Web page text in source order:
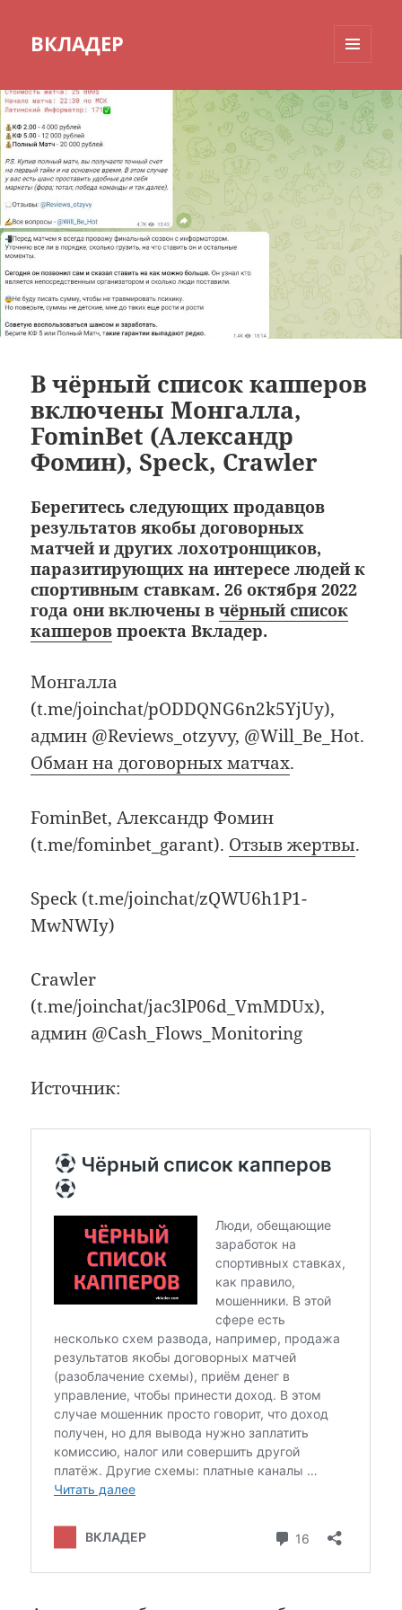
ВКЛАДЕР
ВИДЖЕТЫ
В чёрный список капперов
включены Монгалла,
FominBet (Александр
Фомин), Speck, Crawler
Берегитесь следующих продавцов
результатов якобы договорных
матчей и других лохотронщиков,
паразитирующих на интересе людей к
спортивным ставкам. 26 октября 2022
года они включены вчёрный список
капперов проекта Вкладер.
Монгалла
(t.me/joinchat/pODDQNG6n2k5YjUy),
админ @Reviews_otzyvy, @Will_Be_Hot.
Обман на договорных матчах.
FominBet, Александр Фомин
(t.me/fominbet_garant). Отзыв жертвы.
Speck (t.me/joinchat/zQWU6h1P1-
MwNWIy)
Crawler
(t.me/joinchat/jac3lP06d_VmMDUx),
админ @Cash_Flows_Monitoring
Источник: